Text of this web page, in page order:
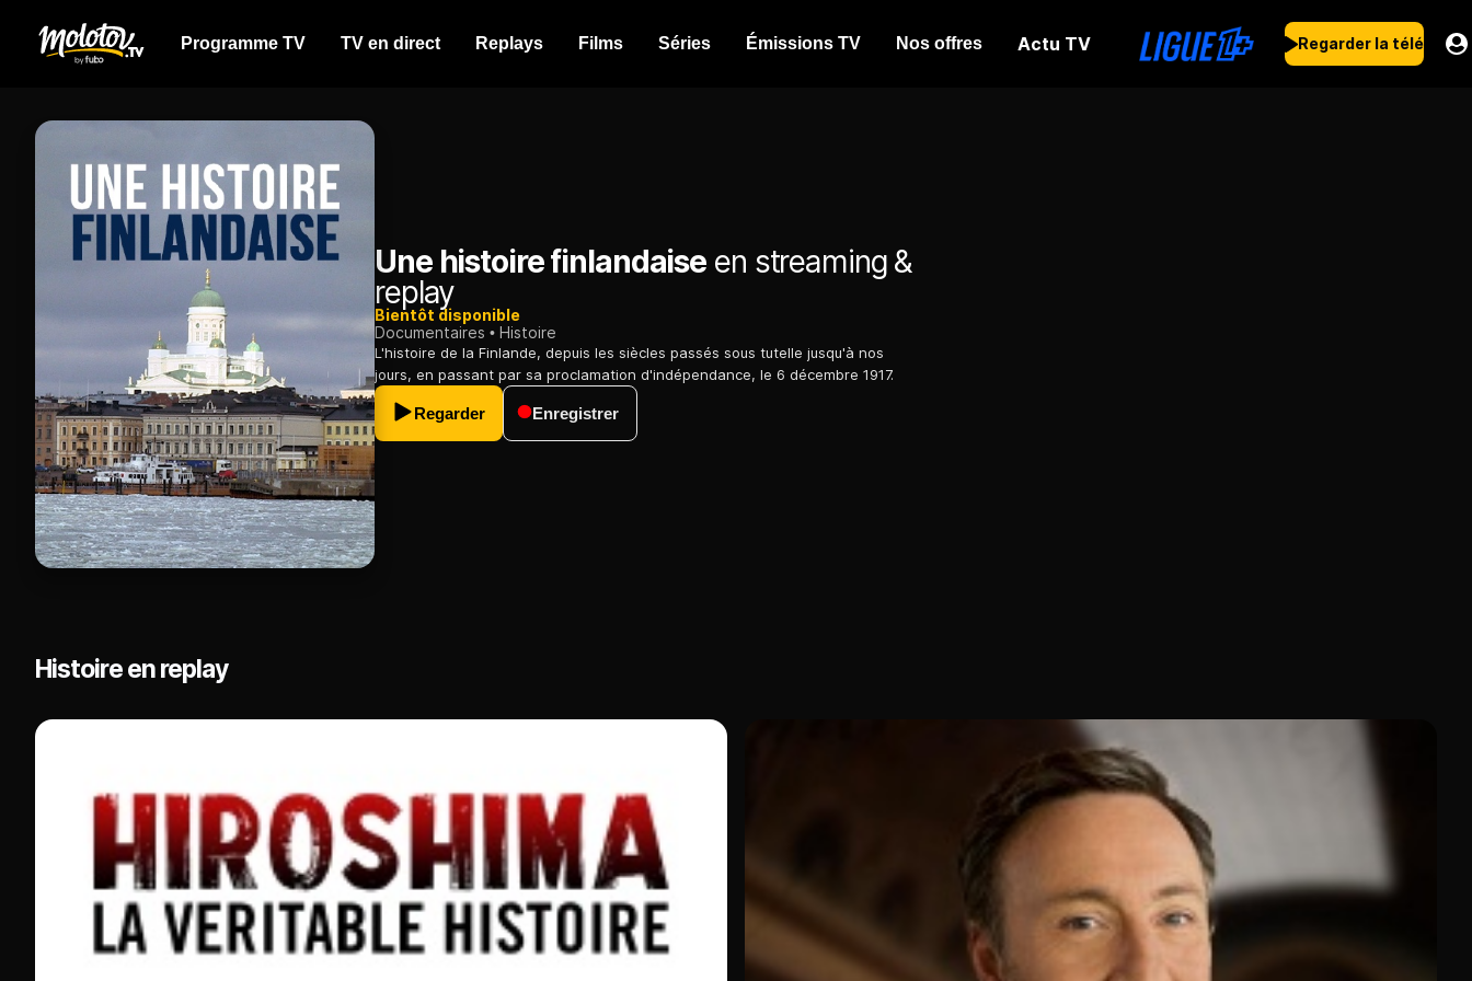
Programme TV TV en direct Replays Films Séries Émissions TV Nos offres Actu TV Regarder la télé
Une histoire finlandaise en streaming &
replay
Bientôt disponible
Documentaires
Histoire
L'histoire de la Finlande, depuis les siècles passés sous tutelle jusqu'à nos
jours, en passant par sa proclamation d'indépendance, le 6 décembre 1917.
Regarder Enregistrer
Histoire en replay